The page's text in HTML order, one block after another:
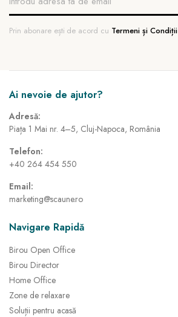
Prin abonare ești de acord cu Termeni și Condiții
Ai nevoie de ajutor?
Adresă:
Piața 1 Mai nr. 4–5, Cluj-Napoca, România
Telefon:
+40 264 454 550
Email:
marketing@scaune.ro
Navigare Rapidă
Birou Open Office
Birou Director
Home Office
Zone de relaxare
Soluții pentru acasă